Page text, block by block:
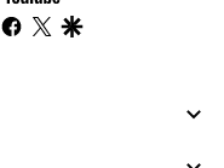
footer
instagram
facebook
twitter